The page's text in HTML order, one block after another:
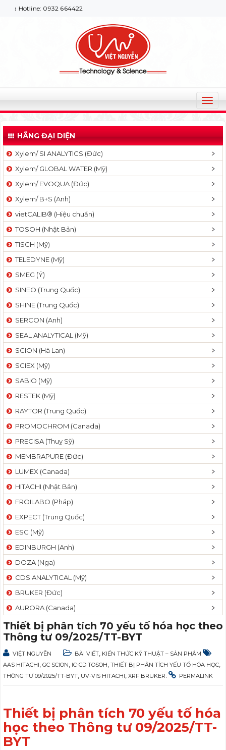
0932 664422
T
o
g
l
v
a
t
n
HÃNG ĐẠI DIỆN
Xylem/ SI ANALYTICS (Đức)
Xylem/ GLOBAL WATER (Mỹ)
Xylem/ EVOQUA (Đức)
Xylem/ B+S (Anh)
vietCALIB® (Hiệu chuẩn)
TOSOH (Nhật Bản)
TISCH (Mỹ)
TELEDYNE (Mỹ)
SMEG (Ý)
SINEO (Trung Quốc)
SHINE (Trung Quốc)
SERCON (Anh)
SEAL ANALYTICAL (Mỹ)
SCION (Hà Lan)
SCIEX (Mỹ)
SABIO (Mỹ)
RESTEK (Mỹ)
RAYTOR (Trung Quốc)
PROMOCHROM (Canada)
PRECISA (Thuỵ Sỹ)
MEMBRAPURE (Đức)
LUMEX (Canada)
HITACHI (Nhật Bản)
FROILABO (Pháp)
EXPECT (Trung Quốc)
ESC (Mỹ)
EDINBURGH (Anh)
DOZA (Nga)
CDS ANALYTICAL (Mỹ)
BRUKER (Đức)
AURORA (Canada)
Thiết bị phân tích 70 yếu tố hóa học theo
Thông tư 09/2025/TT-BYT
VIỆT NGUYỄN BÀI VIẾT KIẾN THỨC KỸ THUẬT – SẢN PHẨM
AAS HITACHI GC SCION IC-CD TOSOH THIẾT BỊ PHÂN TÍCH YẾU TỐ HÓA HỌC
THÔNG TƯ 09/2025/TT-BYT UV-VIS HITACHI XRF BRUKER PERMALINK
Thiết bị phân tích 70 yếu tố hóa
học theo Thông tư 09/2025/TT-
BYT